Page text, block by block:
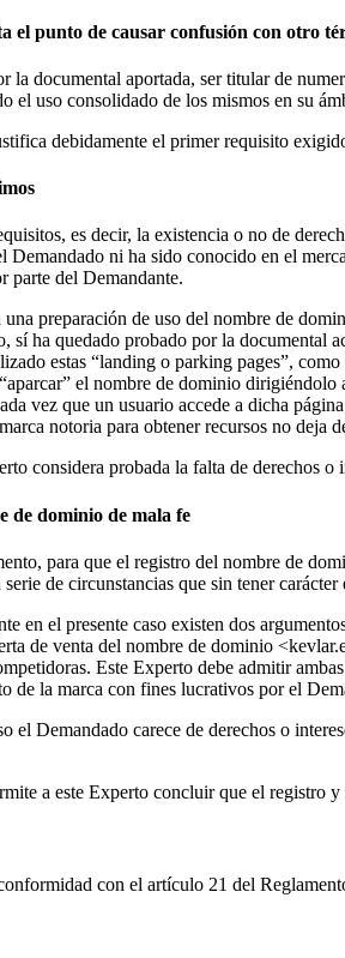
el punto de causar confusión con otro
la documental aportada, ser titular de
el uso consolidado de los mismos en su
debidamente el primer requisito
es decir, la existencia o no de
Demandado ni ha sido conocido en el
parte del Demandante.
preparación de uso del nombre de
sí ha quedado probado por la documental
estas “landing o parking pages”,
el nombre de dominio
vez que un usuario accede a dicha
notoria para obtener recursos no
considera probada la falta de derechos
de dominio de mala fe
para que el registro del nombre de
de circunstancias que sin tener
en el presente caso existen dos
de venta del nombre de dominio
Este Experto debe admitir
de la marca con fines lucrativos por el
el Demandado carece de derechos o
a este Experto concluir que el
con el artículo 21 del